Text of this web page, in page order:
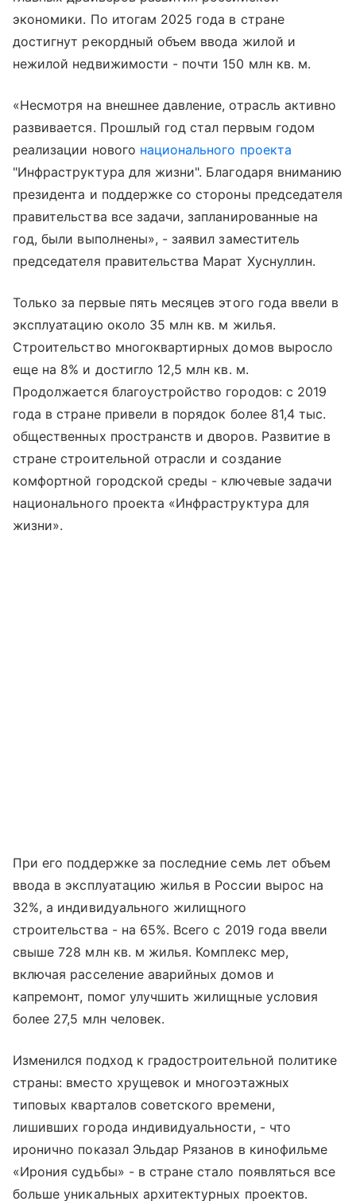
экономики. По итогам 2025 года в стране
достигнут рекордный объем ввода жилой и
нежилой недвижимости - почти 150 млн кв. м.
«Несмотря на внешнее давление, отрасль активно
развивается. Прошлый год стал первым годом
реализации нового национального проекта
"Инфраструктура для жизни". Благодаря вниманию
президента и поддержке со стороны председателя
правительства все задачи, запланированные на
год, были выполнены», - заявил заместитель
председателя правительства Марат Хуснуллин.
Только за первые пять месяцев этого года ввели в
эксплуатацию около 35 млн кв. м жилья.
Строительство многоквартирных домов выросло
еще на 8% и достигло 12,5 млн кв. м.
Продолжается благоустройство городов: с 2019
года в стране привели в порядок более 81,4 тыс.
общественных пространств и дворов. Развитие в
стране строительной отрасли и создание
комфортной городской среды - ключевые задачи
национального проекта «Инфраструктура для
жизни».
При его поддержке за последние семь лет объем
ввода в эксплуатацию жилья в России вырос на
32%, а индивидуального жилищного
строительства - на 65%. Всего с 2019 года ввели
свыше 728 млн кв. м жилья. Комплекс мер,
включая расселение аварийных домов и
капремонт, помог улучшить жилищные условия
более 27,5 млн человек.
Изменился подход к градостроительной политике
страны: вместо хрущевок и многоэтажных
типовых кварталов советского времени,
лишивших города индивидуальности, - что
иронично показал Эльдар Рязанов в кинофильме
«Ирония судьбы» - в стране стало появляться все
больше уникальных архитектурных проектов.